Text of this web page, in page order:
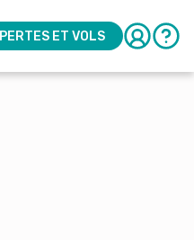
PERTES ET VOLS